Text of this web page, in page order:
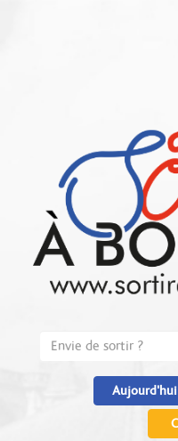
Aujourd'hui